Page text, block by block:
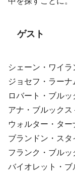
ゲスト
シェーン・ワイ
ジョセフ・ラー
ロバート・ブル
アナ・ブルック
ウォルター・タ
ブランドン・ス
フランク・ブル
バイオレット・ブ